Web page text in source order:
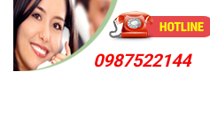
0987522144